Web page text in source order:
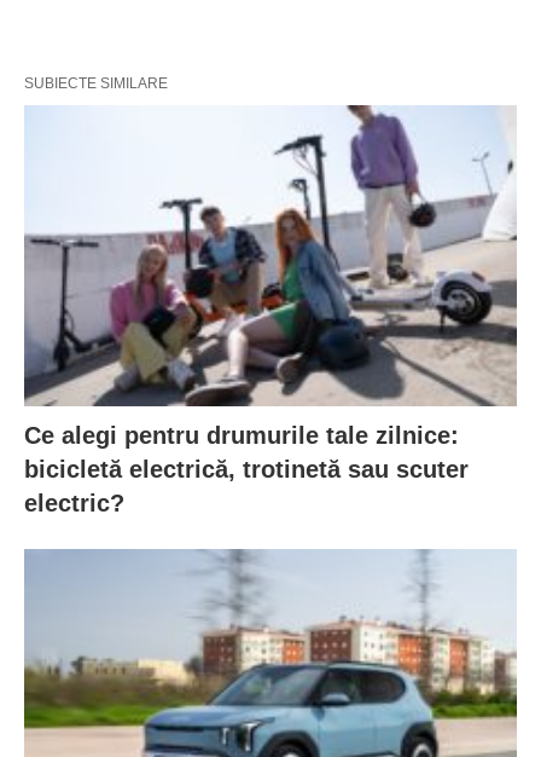
SUBIECTE SIMILARE
Ce alegi pentru drumurile tale zilnice:
bicicletă electrică, trotinetă sau scuter
electric?